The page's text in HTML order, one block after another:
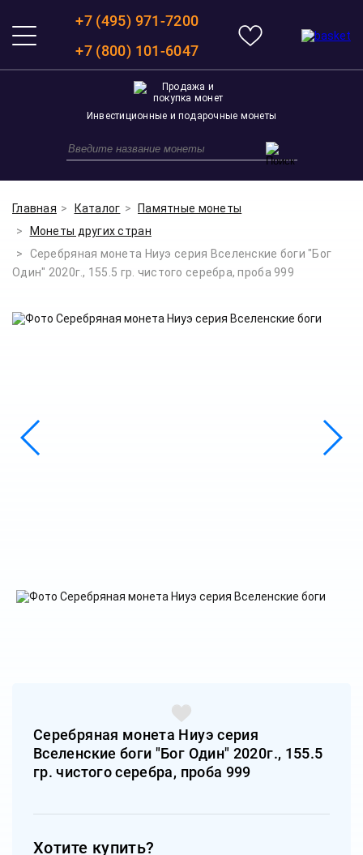
+7 (495) 971-7200
+7 (800) 101-6047
Инвестиционные и подарочные монеты
Главная Каталог
Памятные монеты
Монеты других стран
Серебряная монета Ниуэ серия Вселенские боги "Бог
Один" 2020г., 155.5 гр. чистого серебра, проба 999
Серебряная монета Ниуэ серия
Вселенские боги "Бог Один" 2020г., 155.5
гр. чистого серебра, проба 999
Хотите купить?